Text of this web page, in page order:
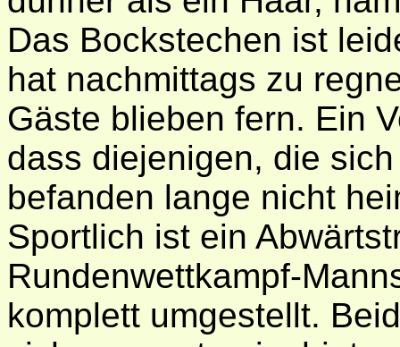
Das Bockstechen ist
hat nachmittags zu
Gäste blieben fern. Ein
dass diejenigen, die
befanden lange nicht
Sportlich ist ein
Rundenwettkampf-
komplett umgestellt.